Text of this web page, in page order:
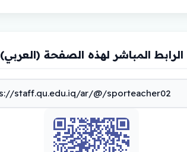
الرابط المباشر لهذه الصفحة (العربي)